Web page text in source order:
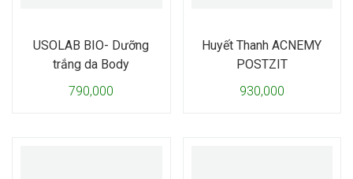
USOLAB BIO- Dưỡng
trắng da Body
790,000
Huyết Thanh ACNEMY
POSTZIT
930,000